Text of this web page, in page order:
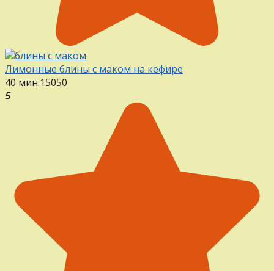
Лимонные блины с маком на кефире
40 мин.15050
5